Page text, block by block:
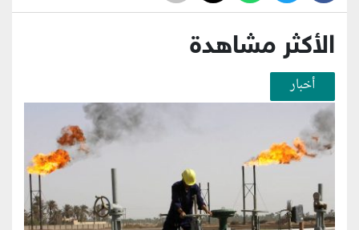
الأكثر مشاهدة
أخبار